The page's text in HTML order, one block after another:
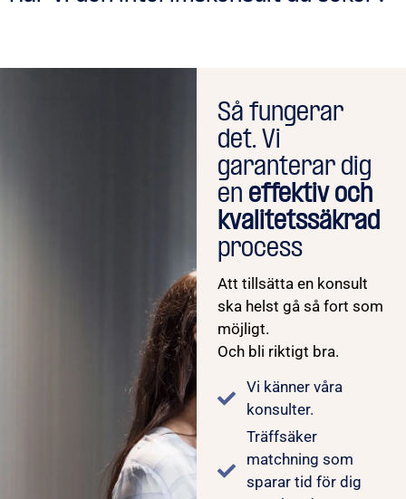
Så fungerar
det. Vi
garanterar dig
en effektiv och
kvalitetssäkrad
process
Att tillsätta en konsult
ska helst gå så fort som
möjligt.
Och bli riktigt bra.
Vi känner våra
konsulter.
Träffsäker
matchning som
sparar tid för dig